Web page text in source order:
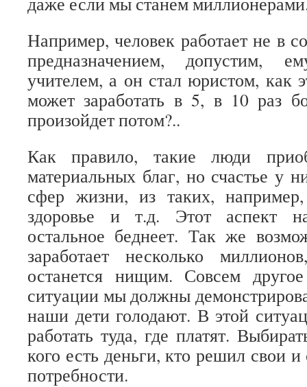
Например, человек работает не в
предназначением, допустим,
учителем, а он стал юристом, как
может заработать в 5, в 10 раз
произойдет потом?..
Как правило, такие люди
материальных благ, но счастье у
сфер жизни, из таких,
здоровье и т.д. Этот аспект
остальное беднеет. Так же
заработает несколько
останется нищим. Совсем
ситуации мы должны
наши дети голодают. В этой
работать туда, где платят.
кого есть деньги, кто решил свои
потребности.